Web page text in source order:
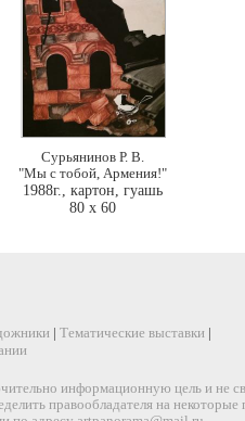
Сурьянинов Р. В.
"Мы с тобой, Армения!"
1988г., картон, гуашь
80 x 60
Тематические выставки
информационную цель и не
правообладателя на